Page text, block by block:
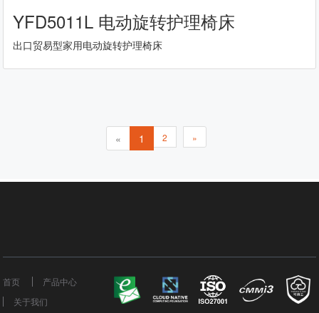
YFD5011L 电动旋转护理椅床
出口贸易型家用电动旋转护理椅床
« 1 2 »
首页
产品中心
关于我们